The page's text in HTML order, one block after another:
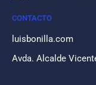
CONTACTO
luisbonilla.com
Avda. Alcalde